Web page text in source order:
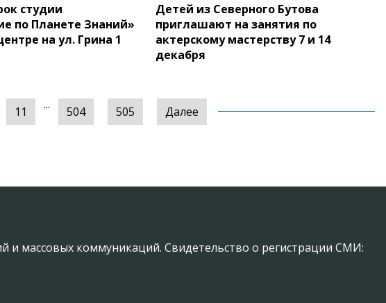
студии
по Планете Знаний»
на ул. Грина 1
Детей из Северного Бутова
приглашают на занятия по
актерскому мастерству 7 и 14
декабря
11 ... 504 505 Далее
и массовых коммуникаций. Свидетельство о регистрации СМИ: